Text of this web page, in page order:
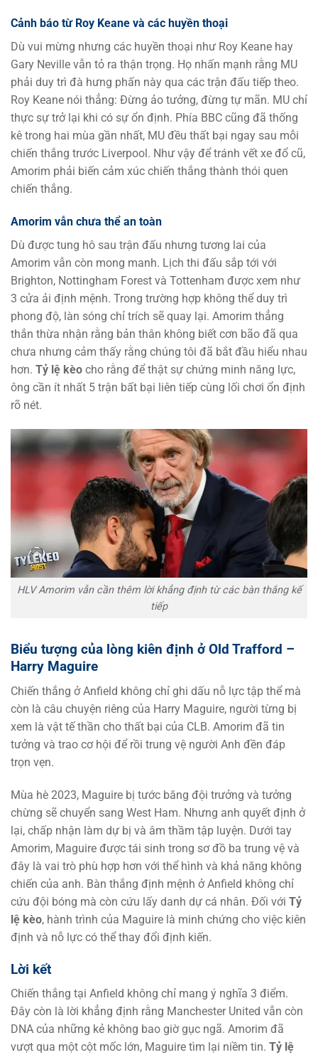
Cảnh báo từ Roy Keane và các huyền thoại
Dù vui mừng nhưng các huyền thoại như Roy Keane hay
Gary Neville vẫn tỏ ra thận trọng. Họ nhấn mạnh rằng MU
phải duy trì đà hưng phấn này qua các trận đấu tiếp theo.
Roy Keane nói thẳng: Đừng ảo tưởng, đừng tự mãn. MU chỉ
thực sự trở lại khi có sự ổn định. Phía BBC cũng đã thống
kê trong hai mùa gần nhất, MU đều thất bại ngay sau mỗi
chiến thắng trước Liverpool. Như vậy để tránh vết xe đổ cũ,
Amorim phải biến cảm xúc chiến thắng thành thói quen
chiến thắng.
Amorim vẫn chưa thể an toàn
Dù được tung hô sau trận đấu nhưng tương lai của
Amorim vẫn còn mong manh. Lịch thi đấu sắp tới với
Brighton, Nottingham Forest và Tottenham được xem như
3 cửa ải định mệnh. Trong trường hợp không thể duy trì
phong độ, làn sóng chỉ trích sẽ quay lại. Amorim thẳng
thắn thừa nhận rằng bản thân không biết cơn bão đã qua
chưa nhưng cảm thấy rằng chúng tôi đã bắt đầu hiểu nhau
hơn. Tỷ lệ kèo cho rằng để thật sự chứng minh năng lực,
ông cần ít nhất 5 trận bất bại liên tiếp cùng lối chơi ổn định
rõ nét.
HLV Amorim vẫn cần thêm lời khẳng định từ các bàn thắng kế
tiếp
Biểu tượng của lòng kiên định ở Old Trafford –
Harry Maguire
Chiến thắng ở Anfield không chỉ ghi dấu nỗ lực tập thể mà
còn là câu chuyện riêng của Harry Maguire, người từng bị
xem là vật tế thần cho thất bại của CLB. Amorim đã tin
tưởng và trao cơ hội để rồi trung vệ người Anh đền đáp
trọn vẹn.
Mùa hè 2023, Maguire bị tước băng đội trưởng và tưởng
chừng sẽ chuyển sang West Ham. Nhưng anh quyết định ở
lại, chấp nhận làm dự bị và âm thầm tập luyện. Dưới tay
Amorim, Maguire được tái sinh trong sơ đồ ba trung vệ và
đây là vai trò phù hợp hơn với thể hình và khả năng không
chiến của anh. Bàn thắng định mệnh ở Anfield không chỉ
cứu đội bóng mà còn cứu lấy danh dự cá nhân. Đối với Tỷ
lệ kèo, hành trình của Maguire là minh chứng cho việc kiên
định và nỗ lực có thể thay đổi định kiến.
Lời kết
Chiến thắng tại Anfield không chỉ mang ý nghĩa 3 điểm.
Đây còn là lời khẳng định rằng Manchester United vẫn còn
DNA của những kẻ không bao giờ gục ngã. Amorim đã
vượt qua một cột mốc lớn, Maguire tìm lại niềm tin. Tỷ lệ